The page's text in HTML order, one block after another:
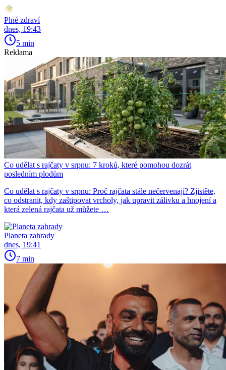
Plné zdraví
dnes, 19:43
5 min
Reklama
Co udělat s rajčaty v srpnu: 7 kroků, které pomohou dozrát
posledním plodům
Co udělat s rajčaty v srpnu: Proč rajčata stále nečervenají? Zjistěte,
co odstranit, kdy zaštipovat vrcholy, jak upravit zálivku a hnojení a
která zelená rajčata už můžete …
Planeta zahrady
dnes, 19:41
7 min